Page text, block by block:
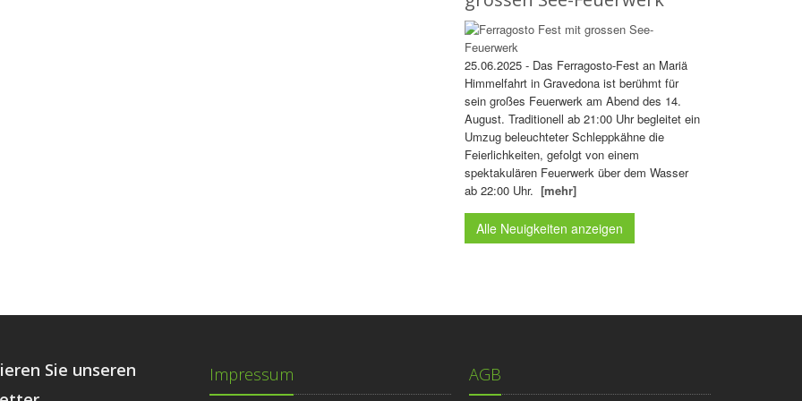
25.06.2025 - Das Ferragosto-Fest an Mariä
Himmelfahrt in Gravedona ist berühmt für
sein großes Feuerwerk am Abend des 14.
August. Traditionell ab 21:00 Uhr begleitet ein
Umzug beleuchteter Schleppkähne die
Feierlichkeiten, gefolgt von einem
spektakulären Feuerwerk über dem Wasser
ab 22:00 Uhr. [mehr]
Alle Neuigkeiten anzeigen
Sie unseren
Impressum AGB